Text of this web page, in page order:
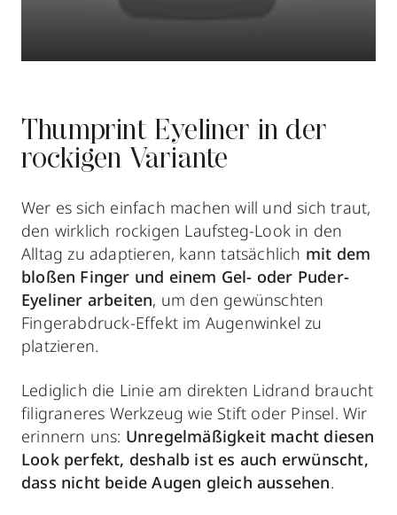
Thumprint Eyeliner in der
rockigen Variante
Wer es sich einfach machen will und sich traut,
den wirklich rockigen Laufsteg-Look in den
Alltag zu adaptieren, kann tatsächlich mit dem
bloßen Finger und einem Gel- oder Puder-
Eyeliner arbeiten, um den gewünschten
Fingerabdruck-Effekt im Augenwinkel zu
platzieren.
Lediglich die Linie am direkten Lidrand braucht
filigraneres Werkzeug wie Stift oder Pinsel. Wir
erinnern uns: Unregelmäßigkeit macht diesen
Look perfekt, deshalb ist es auch erwünscht,
dass nicht beide Augen gleich aussehen.